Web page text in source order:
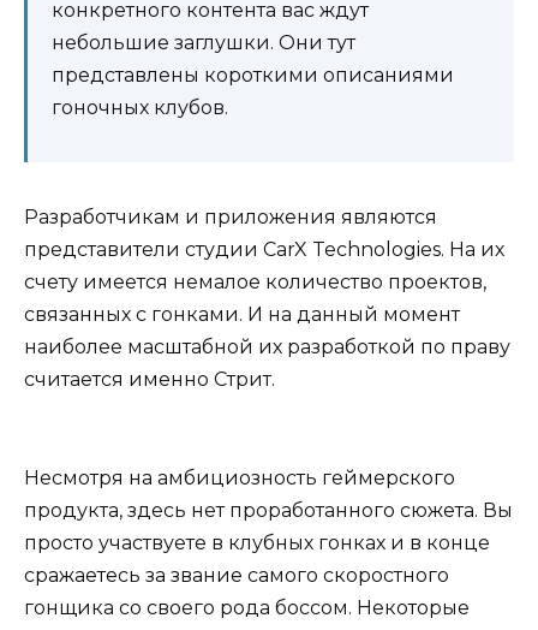
конкретного контента вас ждут
небольшие заглушки. Они тут
представлены короткими описаниями
гоночных клубов.
Разработчикам и приложения являются
представители студии CarX Technologies. На их
счету имеется немалое количество проектов,
связанных с гонками. И на данный момент
наиболее масштабной их разработкой по праву
считается именно Стрит.
Несмотря на амбициозность геймерского
продукта, здесь нет проработанного сюжета. Вы
просто участвуете в клубных гонках и в конце
сражаетесь за звание самого скоростного
гонщика со своего рода боссом. Некоторые